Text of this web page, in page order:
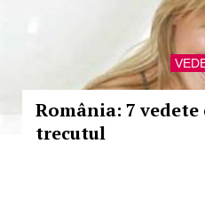
România: 7
trecutul